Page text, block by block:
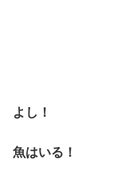
よし！
魚はいる！